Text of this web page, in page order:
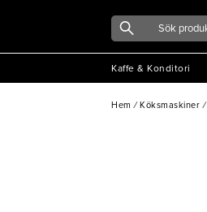
Kaffe & Konditori
Hem / Köksmaskiner /